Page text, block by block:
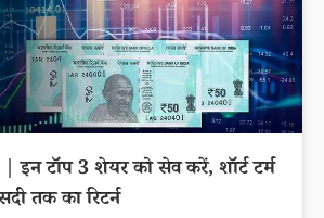
इन टॉप 3 शेयर को सेव करें, शॉर्ट टर्म
तक का रिटर्न